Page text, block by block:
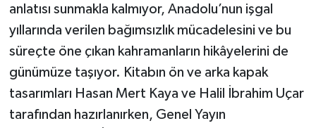
anlatısı sunmakla kalmıyor, Anadolu’nun işgal
yıllarında verilen bağımsızlık mücadelesini ve bu
süreçte öne çıkan kahramanların hikâyelerini de
günümüze taşıyor. Kitabın ön ve arka kapak
tasarımları Hasan Mert Kaya ve Halil İbrahim Uçar
tarafından hazırlanırken, Genel Yayın